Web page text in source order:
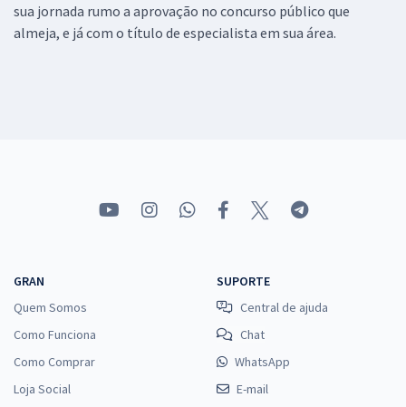
sua jornada rumo a aprovação no concurso público que
almeja, e já com o título de especialista em sua área.
GRAN
Quem Somos
Como Funciona
Como Comprar
Loja Social
SUPORTE
Central de ajuda
Chat
WhatsApp
E-mail